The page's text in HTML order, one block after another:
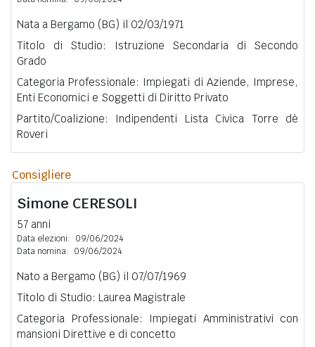
Nata a Bergamo (BG) il 02/03/1971
Titolo di Studio: Istruzione Secondaria di Secondo
Grado
Categoria Professionale: Impiegati di Aziende, Imprese,
Enti Economici e Soggetti di Diritto Privato
Partito/Coalizione: Indipendenti Lista Civica Torre dè
Roveri
Consigliere
Simone CERESOLI
57 anni
Data elezioni:
09/06/2024
Data nomina:
09/06/2024
Nato a Bergamo (BG) il 07/07/1969
Titolo di Studio: Laurea Magistrale
Categoria Professionale: Impiegati Amministrativi con
mansioni Direttive e di concetto